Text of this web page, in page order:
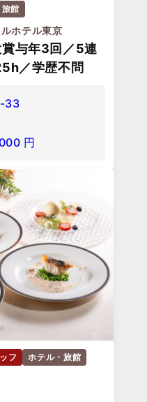
館
ホテル東京
与年3回／5連
／学歴不問
33
円
フ
ホテル・旅館